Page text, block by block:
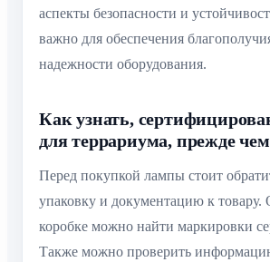
аспекты безопасности и
важно для обеспечения
надежности оборудования.
Как узнать,
для террариума, прежде
Перед покупкой лампы стоит
упаковку и документацию к
коробке можно найти маркировки
Также можно проверить